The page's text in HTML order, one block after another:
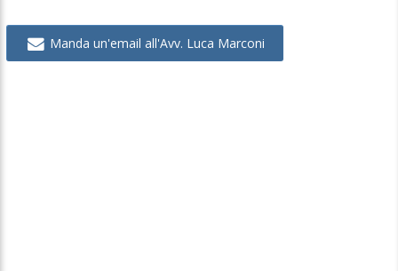
Manda un'email all'Avv. Luca Marconi